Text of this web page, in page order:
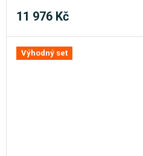
11 976 Kč
Výhodný set